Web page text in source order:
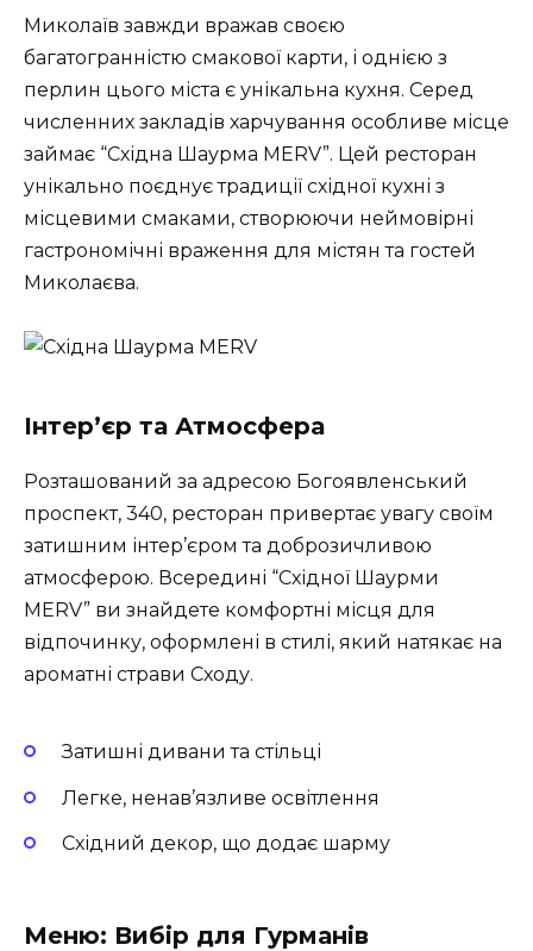
Миколаїв завжди вражав своєю
багатогранністю смакової карти, і однією з
перлин цього міста є унікальна кухня. Серед
численних закладів харчування особливе місце
займає “Східна Шаурма MERV”. Цей ресторан
унікально поєднує традиції східної кухні з
місцевими смаками, створюючи неймовірні
гастрономічні враження для містян та гостей
Миколаєва.
Інтер’єр та Атмосфера
Розташований за адресою Богоявленський
проспект, 340, ресторан привертає увагу своїм
затишним інтер’єром та доброзичливою
атмосферою. Всередині “Східної Шаурми
MERV” ви знайдете комфортні місця для
відпочинку, оформлені в стилі, який натякає на
ароматні страви Сходу.
Затишні дивани та стільці
Легке, ненав’язливе освітлення
Східний декор, що додає шарму
Меню: Вибір для Гурманів